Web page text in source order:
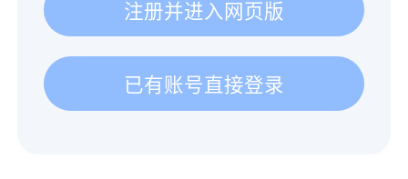
注册并进入网页版
已有账号直接登录